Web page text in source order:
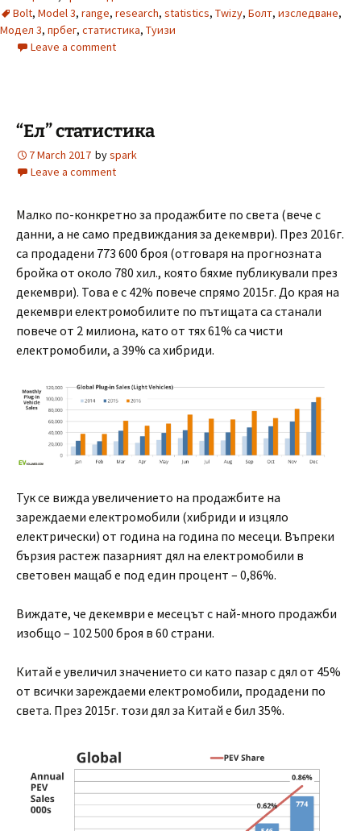
Bolt, Model 3, range, research, statistics, Twizy, Болт, изследване,
Модел 3, прбег, статистика, Туизи
Leave a comment
“Ел” статистика
7 March 2017 byspark
Leave a comment
Малко по-конкретно за продажбите по света (вече с
данни, а не само предвиждания за декември). През 2016г.
са продадени 773 600 броя (отговаря на прогнозната
бройка от около 780 хил., която бяхме публикували през
декември). Това е с 42% повече спрямо 2015г. До края на
декември електромобилите по пътищата са станали
повече от 2 милиона, като от тях 61% са чисти
електромобили, а 39% са хибриди.
Тук се вижда увеличението на продажбите на
зареждаеми електромобили (хибриди и изцяло
електрически) от година на година по месеци. Въпреки
бързия растеж пазарният дял на електромобили в
световен мащаб е под един процент – 0,86%.
Виждате, че декември е месецът с най-много продажби
изобщо – 102 500 броя в 60 страни.
Китай е увеличил значението си като пазар с дял от 45%
от всички зареждаеми електромобили, продадени по
света. През 2015г. този дял за Китай е бил 35%.